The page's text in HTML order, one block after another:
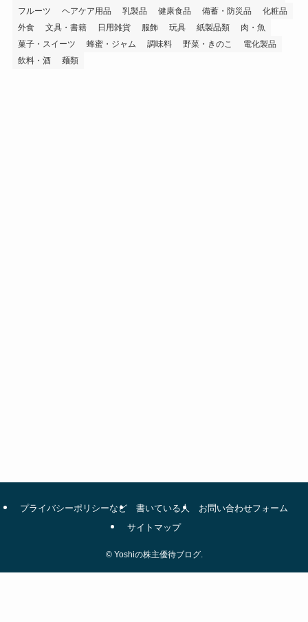
フルーツ
ヘアケア用品 乳製品 健康食品 備蓄・防災品
化粧品
外食
文具・書籍 日用雑貨 服飾 玩具 紙製品類
肉・魚
菓子・スイーツ
蜂蜜・ジャム 調味料 野菜・きのこ
電化製品
飲料・酒
麺類
プライバシーポリシーなど 書いている人
お問い合わせフォーム
サイトマップ
©Yoshiの株主優待ブログ.